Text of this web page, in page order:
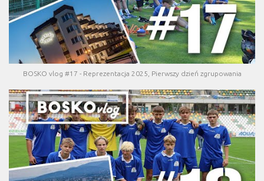
BOSKO vlog #17 - Reprezentacja 2025, Pierwszy dzień zgrupowania